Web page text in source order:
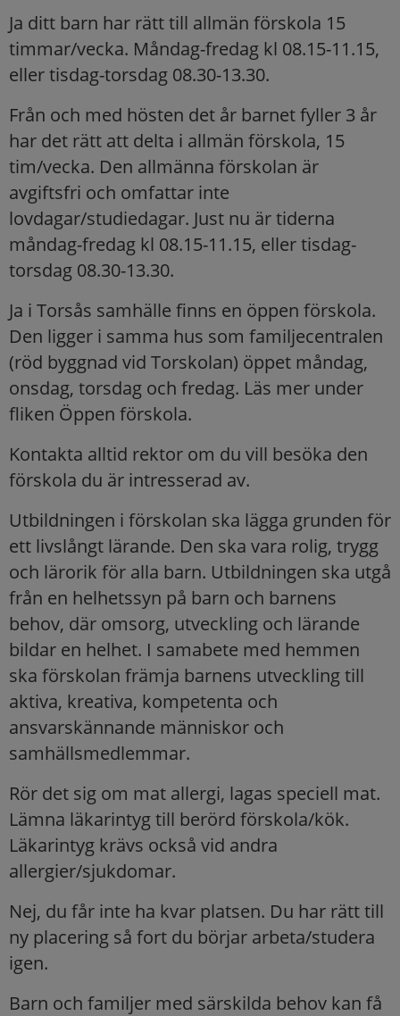
Ja ditt barn har rätt till allmän förskola 15
timmar/vecka. Måndag-fredag kl 08.15-11.15,
eller tisdag-torsdag 08.30-13.30.
Från och med hösten det år barnet fyller 3 år
har det rätt att delta i allmän förskola, 15
tim/vecka. Den allmänna förskolan är
avgiftsfri och omfattar inte
lovdagar/studiedagar. Just nu är tiderna
måndag-fredag kl 08.15-11.15, eller tisdag-
torsdag 08.30-13.30.
Ja i Torsås samhälle finns en öppen förskola.
Den ligger i samma hus som familjecentralen
(röd byggnad vid Torskolan) öppet måndag,
onsdag, torsdag och fredag. Läs mer under
fliken Öppen förskola.
Kontakta alltid rektor om du vill besöka den
förskola du är intresserad av.
Utbildningen i förskolan ska lägga grunden för
ett livslångt lärande. Den ska vara rolig, trygg
och lärorik för alla barn. Utbildningen ska utgå
från en helhetssyn på barn och barnens
behov, där omsorg, utveckling och lärande
bildar en helhet. I samabete med hemmen
ska förskolan främja barnens utveckling till
aktiva, kreativa, kompetenta och
ansvarskännande människor och
samhällsmedlemmar.
Rör det sig om mat allergi, lagas speciell mat.
Lämna läkarintyg till berörd förskola/kök.
Läkarintyg krävs också vid andra
allergier/sjukdomar.
Nej, du får inte ha kvar platsen. Du har rätt till
ny placering så fort du börjar arbeta/studera
igen.
Barn och familjer med särskilda behov kan få